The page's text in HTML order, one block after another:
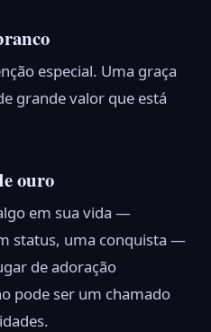
especial. Uma graça
grande valor que está
ouro
em sua vida —
status, uma conquista —
de adoração
pode ser um chamado